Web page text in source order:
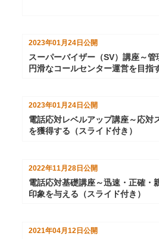
2023年01月24日 公開
スーパーバイザー（SV）講座～
円滑なコールセンター運営を目指
2023年01月24日 公開
電話応対レベルアップ講座～応対
を獲得する（スライド付き）
2022年11月28日公開
電話応対基礎講座～迅速・正確・
印象を与える（スライド付き）
2021年04月12日公開